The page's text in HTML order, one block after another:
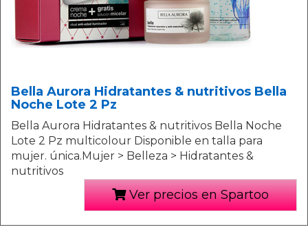
Bella Aurora Hidratantes & nutritivos Bella
Noche Lote 2 Pz
Bella Aurora Hidratantes & nutritivos Bella Noche
Lote 2 Pz multicolour Disponible en talla para
mujer. única.Mujer > Belleza > Hidratantes &
nutritivos
Ver precios en Spartoo